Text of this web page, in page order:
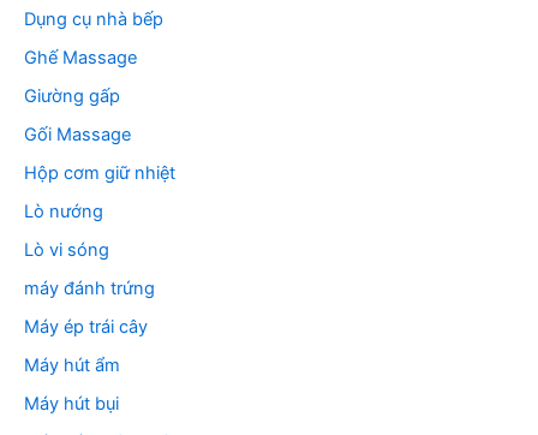
Dụng cụ nhà bếp
Ghế Massage
Giường gấp
Gối Massage
Hộp cơm giữ nhiệt
Lò nướng
Lò vi sóng
máy đánh trứng
Máy ép trái cây
Máy hút ẩm
Máy hút bụi